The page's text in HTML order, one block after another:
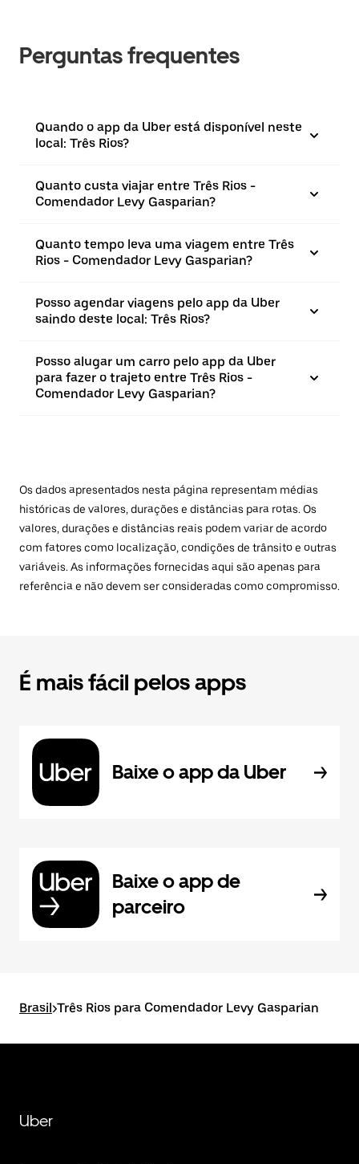
Perguntas frequentes
Quando o app da Uber está disponível neste
local: Três Rios?
Quanto custa viajar entre Três Rios -
Comendador Levy Gasparian?
Quanto tempo leva uma viagem entre Três
Rios - Comendador Levy Gasparian?
Posso agendar viagens pelo app da Uber
saindo deste local: Três Rios?
Posso alugar um carro pelo app da Uber
para fazer o trajeto entre Três Rios -
Comendador Levy Gasparian?
Os dados apresentados nesta página representam médias
históricas de valores, durações e distâncias para rotas. Os
valores, durações e distâncias reais podem variar de acordo
com fatores como localização, condições de trânsito e outras
variáveis. As informações fornecidas aqui são apenas para
referência e não devem ser consideradas como compromisso.
É mais fácil pelos apps
Baixe o app da Uber
Baixe o app de
parceiro
Brasil>Três Rios para Comendador Levy Gasparian
Uber